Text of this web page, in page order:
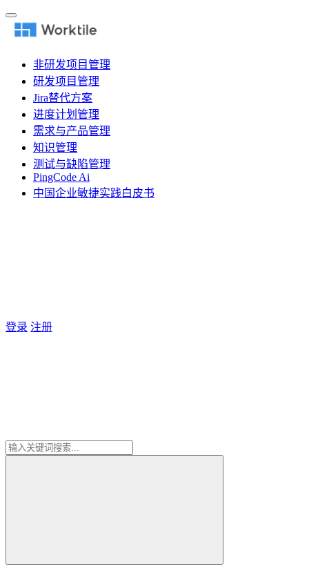
非研发项目管理
研发项目管理
Jira替代方案
进度计划管理
需求与产品管理
知识管理
测试与缺陷管理
PingCode Ai
中国企业敏捷实践白皮书
登录 注册